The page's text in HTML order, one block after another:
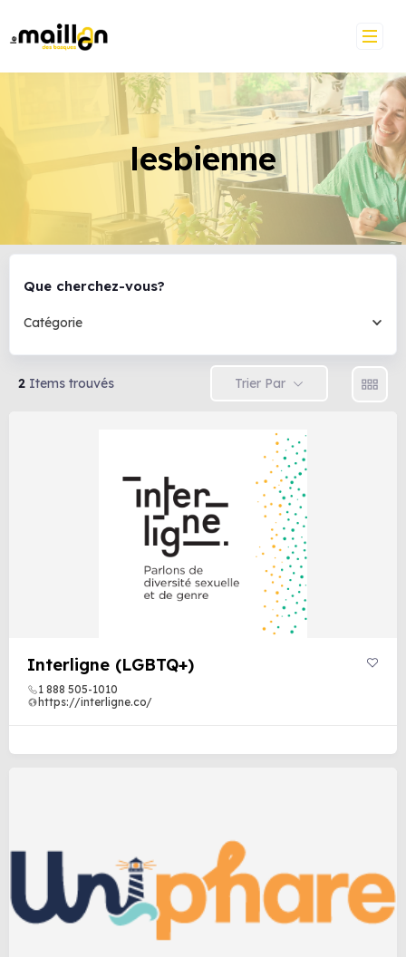
lesbienne
Que cherchez-vous?
Catégorie
2 Items trouvés Trier Par
Interligne (LGBTQ+)
1 888 505-1010
https://interligne.co/